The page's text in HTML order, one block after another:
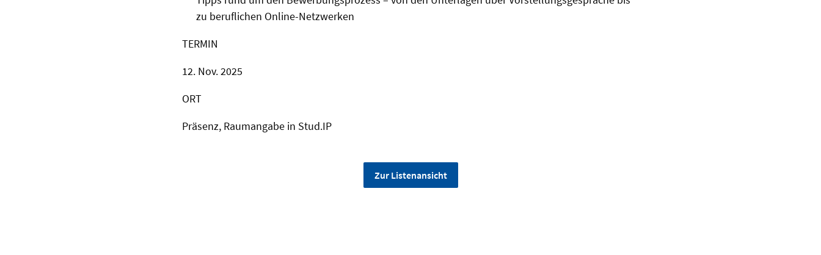
zu beruflichen Online-Netzwerken
TERMIN
12. Nov. 2025
ORT
Präsenz, Raumangabe in Stud.IP
Zur Listenansicht